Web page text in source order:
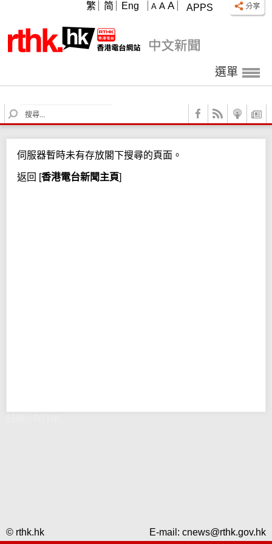
APPS
A A A
繁 简 Eng
選單
S
e
c
h
伺服器暫時未有存放閣下搜尋的頁面。
返回 [香港電台新聞主頁]
© rthk.hk E-mail: cnews@rthk.gov.hk